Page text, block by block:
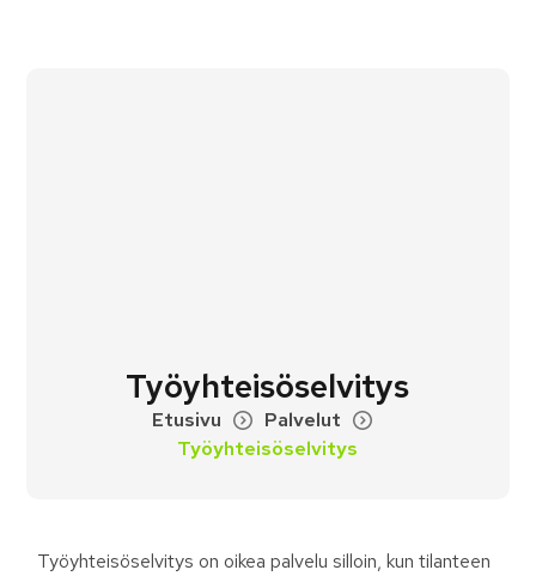
Työyhteisöselvitys
Etusivu
Palvelut
Työyhteisöselvitys
Työyhteisöselvitys on oikea palvelu silloin, kun tilanteen